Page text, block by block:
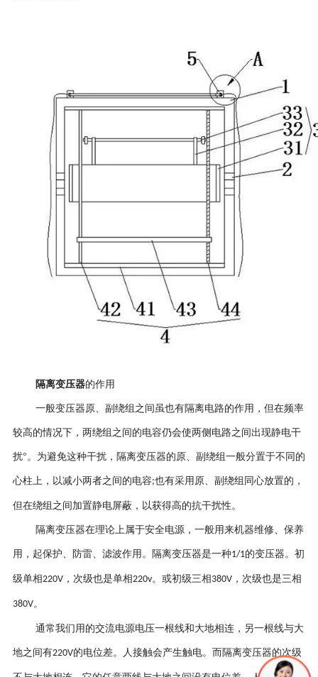
隔离变压器的作用
一般变压器原、副绕组之间虽也有隔离电路的作用，但在频率
较高的情况下，两绕组之间的电容仍会使两侧电路之间出现静电干
扰°。为避免这种干扰，隔离变压器的原、副绕组一般分置于不同的
心柱上，以减小两者之间的电容;也有采用原、副绕组同心放置的，
但在绕组之间加置静电屏蔽，以获得高的抗干扰性。
隔离变压器在理论上属于安全电源，一般用来机器维修、保养
用，起保护、防雷、滤波作用。隔离变压器是一种1/1的变压器。初
级单相220V，次级也是单相220v。或初级三相 380V，次级也是三相
380V。
通常我们用的交流电源电压一根线和大地相连，另一根线与大
地之间有220V的电位差。人接触会产生触电。而隔离变压器的次级